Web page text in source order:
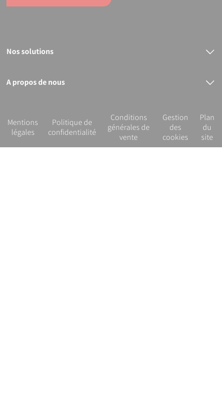
Nos solutions
Bout à bout
A propos de nous
Notre démarche RSE
Mentions
légales
Politique de
confidentialité
Conditions
générales de
vente
Gestion
des
cookies
Plan
du
site